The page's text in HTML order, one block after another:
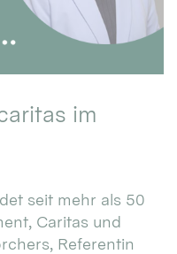
im
seit mehr als 50
Caritas und
Referentin